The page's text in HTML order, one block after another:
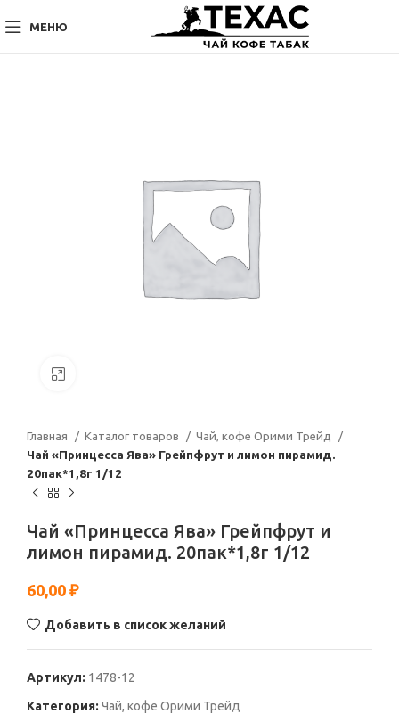
МЕНЮ
Главная Каталог товаров
Чай, кофе Орими Трейд
Чай «Принцесса Ява» Грейпфрут и лимон пирамид.
20пак*1,8г 1/12
Чай «Принцесса Ява» Грейпфрут и
лимон пирамид. 20пак*1,8г 1/12
60,00 ₽
Добавить в список желаний
Артикул: 1478-12
Категория: Чай, кофе Орими Трейд